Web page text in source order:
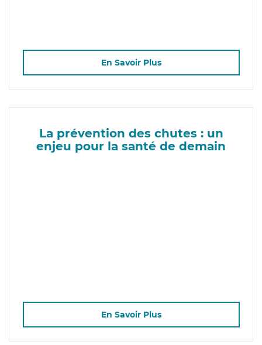
En Savoir Plus
La prévention des chutes : un
enjeu pour la santé de demain
En Savoir Plus